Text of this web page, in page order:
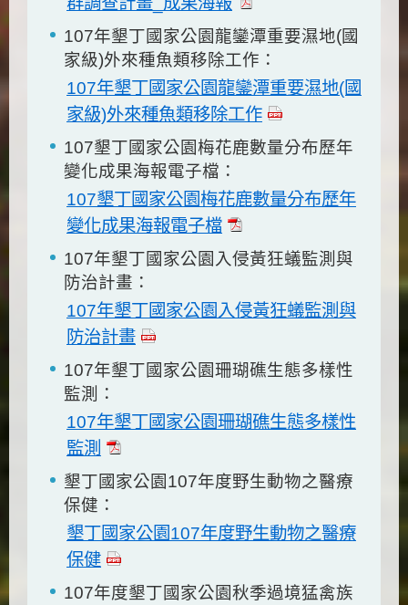
107年墾丁國家公園龍鑾潭重要濕地(國
家級)外來種魚類移除工作：
107年墾丁國家公園龍鑾潭重要濕地(國
家級)外來種魚類移除工作
107墾丁國家公園梅花鹿數量分布歷年
變化成果海報電子檔：
107墾丁國家公園梅花鹿數量分布歷年
變化成果海報電子檔
107年墾丁國家公園入侵黃狂蟻監測與
防治計畫：
107年墾丁國家公園入侵黃狂蟻監測與
防治計畫
107年墾丁國家公園珊瑚礁生態多樣性
監測：
107年墾丁國家公園珊瑚礁生態多樣性
監測
墾丁國家公園107年度野生動物之醫療
保健：
墾丁國家公園107年度野生動物之醫療
保健
107年度墾丁國家公園秋季過境猛禽族